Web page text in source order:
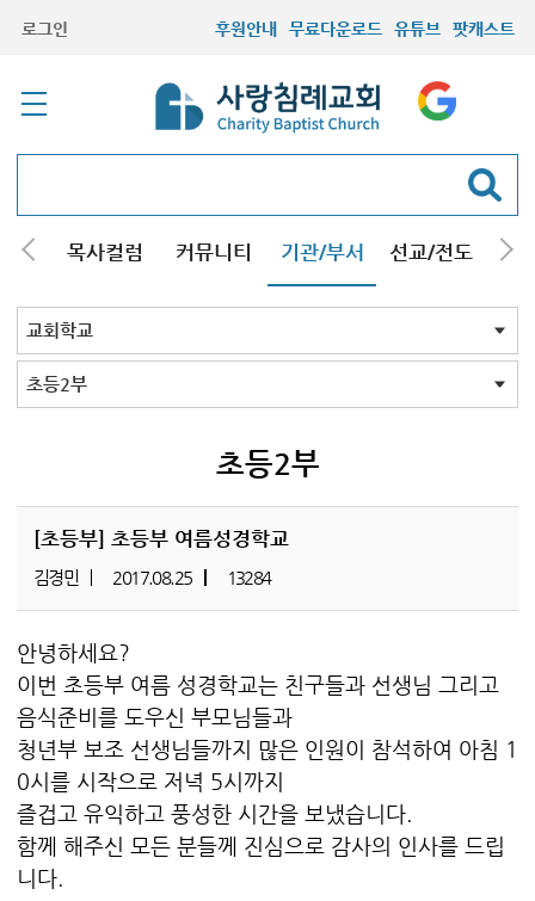
로그인 후원안내 무료다운로드 유튜브 팟캐스트
해 목사컬럼 커뮤니티 기관/부서 선교/전도 질
교회학교
청년부
청장년부
형제모임
자매모임
기타모임
어르신모임
영재과학반
신학원
교회학교 전체
유치부
초등1부
초등2부
초등2부
[초등부] 초등부 여름성경학교
김경민 2017.08.25 13284
안녕하세요?
이번 초등부 여름 성경학교는 친구들과 선생님 그리고
음식준비를 도우신 부모님들과
청년부 보조 선생님들까지 많은 인원이 참석하여 아침 1
0시를 시작으로 저녁 5시까지
즐겁고 유익하고 풍성한 시간을 보냈습니다.
함께 해주신 모든 분들께 진심으로 감사의 인사를 드립
니다.